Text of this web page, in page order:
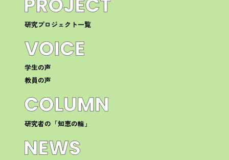
研究プロジェクト一覧
学生の声
教員の声
研究者の「知恵の輪」